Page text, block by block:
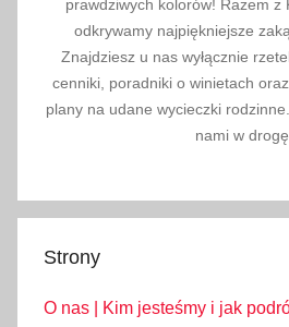
prawdziwych kolorów! Razem z
odkrywamy najpiękniejsze
Znajdziesz u nas wyłącznie
cenniki, poradniki o winietach
plany na udane wycieczki
nami w
Strony
O nas | Kim jesteśmy i jak